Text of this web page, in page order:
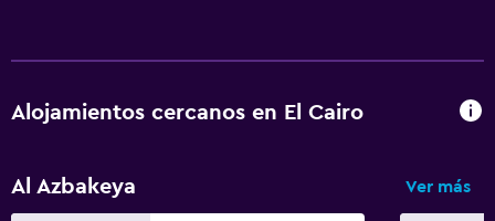
Alojamientos cercanos en El Cairo
Al Azbakeya Ver más